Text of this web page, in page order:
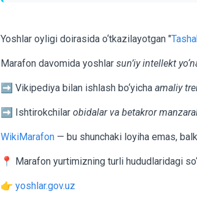
Yoshlar oyligi doirasida o‘tkazilayotgan "
Marafon davomida yoshlar sun’iy intellekt
➡️ Vikipediya bilan ishlash bo‘yicha amaliy
➡️ Ishtirokchilar obidalar va betakror
WikiMarafon — bu shunchaki loyiha emas,
📍 Marafon yurtimizning turli hududlaridagi
👉 yoshlar.gov.uz